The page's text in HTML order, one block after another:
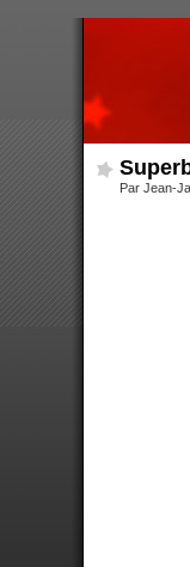
Par Jean-